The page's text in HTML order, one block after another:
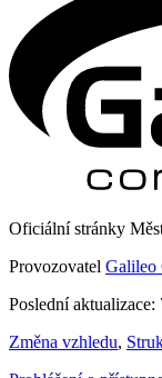
Oficiální stránky
Provozovatel Galileo
Poslední aktualizace:
Změna vzhledu,